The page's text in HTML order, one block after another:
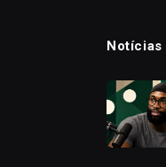
Notícias